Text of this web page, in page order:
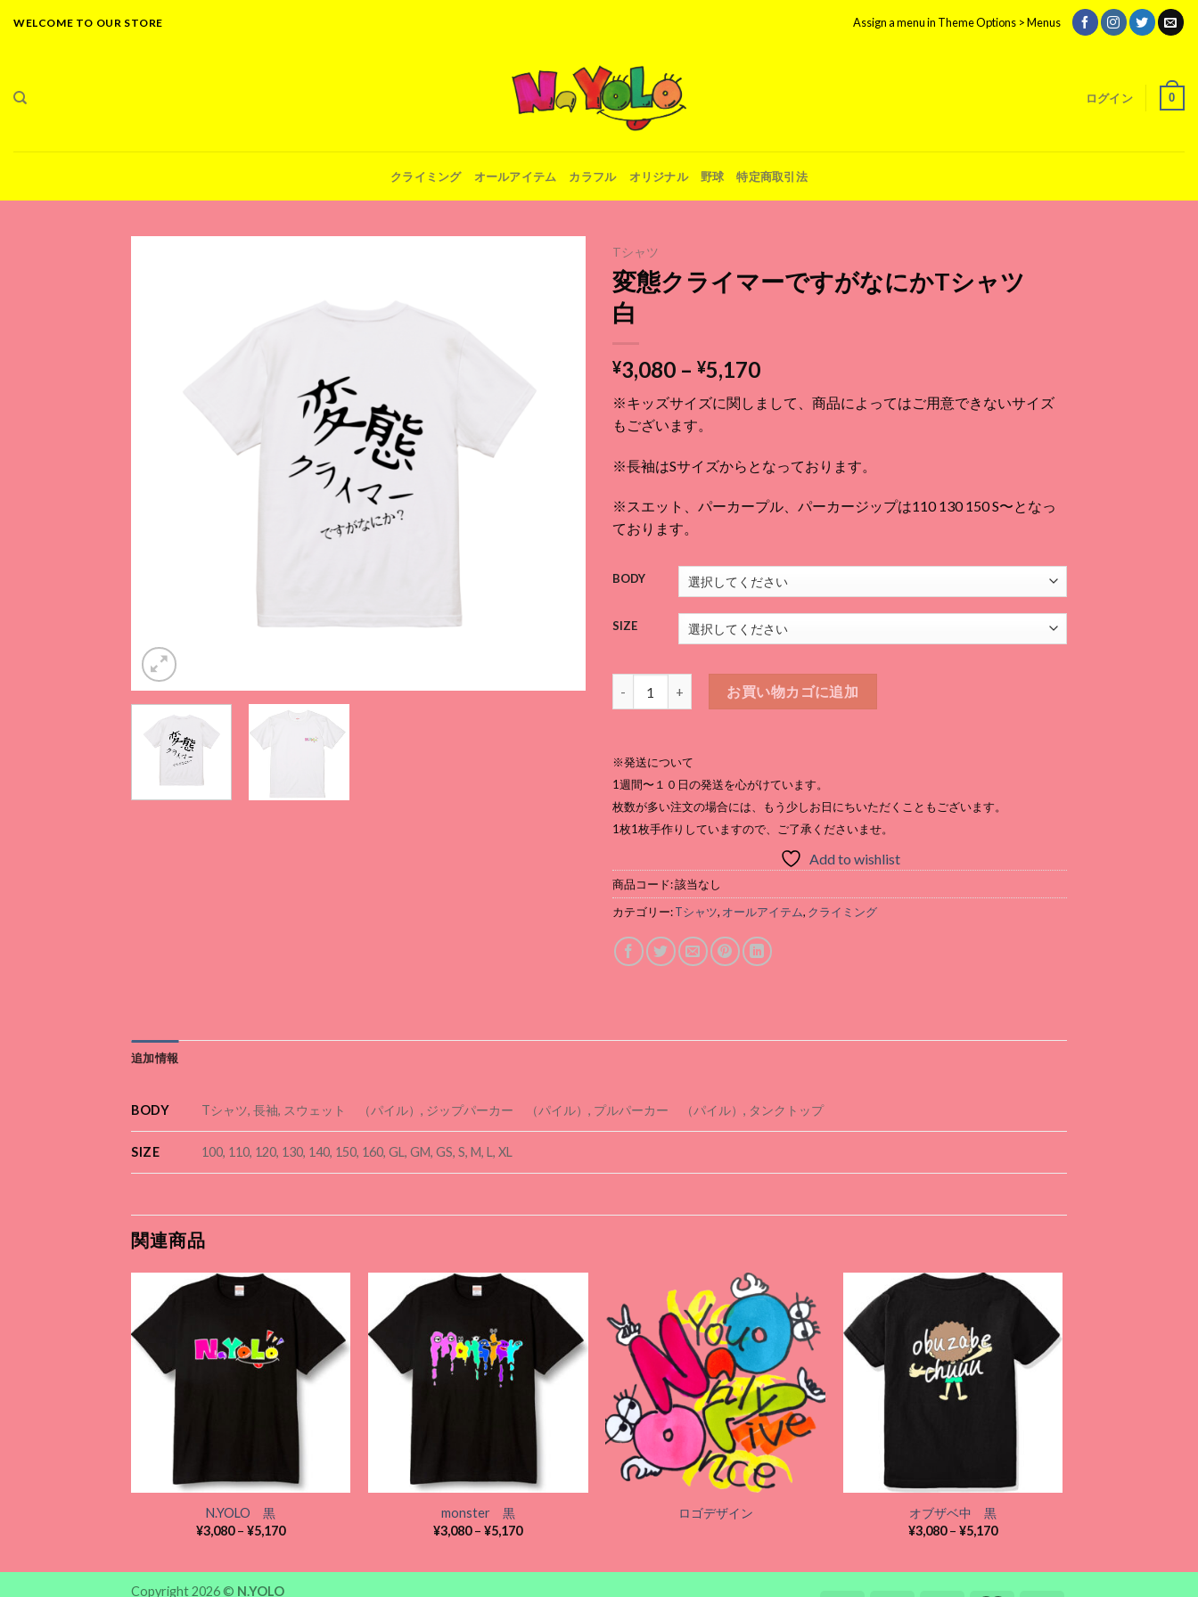
WELCOME TO OUR STORE Assign a menu in Theme Options > Menus
ログイン 0
クライミング オールアイテム カラフル オリジナル 野球 特定商取引法
Tシャツ
変態クライマーですがなにかTシャツ
白
¥3,080 – ¥5,170価
帯:
¥5,170
※キッズサイズに関しまして、商品によってはご用意できないサイズ
もございます。
※長袖はSサイズからとなっております。
※スエット、パーカープル、パーカージップは110 130 150 S〜となっ
ております。
BODY
SIZE
変態クライマーですがなにかTシャツ 白個
お買い物カゴに追加
※発送について
1週間〜１０日の発送を心がけています。
枚数が多い注文の場合には、もう少しお日にちいただくこともございます。
1枚1枚手作りしていますので、ご了承くださいませ。
Add to wishlist
商品コード:該当なし
カテゴリー:Tシャツ, オールアイテム, クライミング
追加情報
BODY Tシャツ, 長袖, スウェット （パイル）, ジップパーカー （パイル）, プルパーカー （パイル）, タンクトップ
SIZE 100, 110, 120, 130, 140, 150, 160, GL, GM, GS, S, M, L, XL
関連商品
Add to
wishlist
N.YOLO 黒
¥3,080 –¥5,170価
Add to
wishlist
monster 黒
¥3,080 –¥5,170価
Add to
wishlist
ロゴデザイン
Add to
wishlist
オブザベ中 黒
¥3,080 – ¥5,170価
Copyright 2026 © N.YOLO